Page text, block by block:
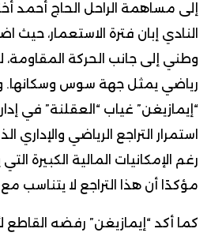
إلى مساهمة الراحل الحاج
النادي إبان فترة الاستعمار، حيث
وطني إلى جانب الحركة المقاومة،
رياضي يمثل جهة سوس وسكانها.
“إيمازيغن” غياب “العقلنة” في
استمرار التراجع الرياضي والإداري
رغم الإمكانيات المالية الكبيرة
مؤكدًا أن هذا التراجع لا يتناسب
كما أكد “إيمازيغن” رفضه القاطع